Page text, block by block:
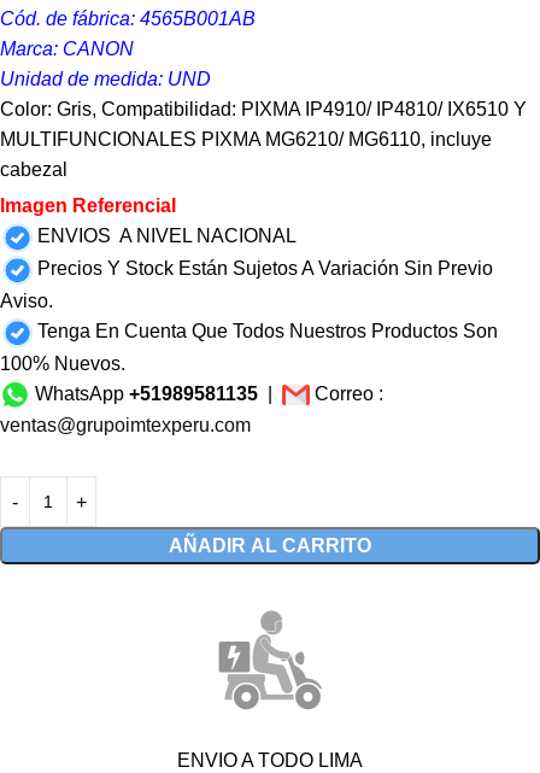
Cód. de fábrica: 4565B001AB
Marca: CANON
Unidad de medida: UND
Color: Gris, Compatibilidad: PIXMA IP4910/ IP4810/ IX6510 Y
MULTIFUNCIONALES PIXMA MG6210/ MG6110, incluye
cabezal
Imagen Referencial
ENVIOS A NIVEL NACIONAL
Precios Y Stock Están Sujetos A Variación Sin Previo
Aviso.
Tenga En Cuenta Que Todos Nuestros Productos Son
100% Nuevos.
WhatsApp +51989581135
Correo :
ventas@grupoimtexperu.com
AÑADIR AL CARRITO
ENVIO A TODO LIMA